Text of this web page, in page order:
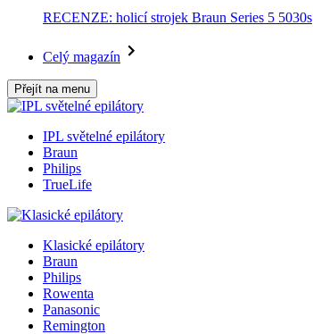
RECENZE: holicí strojek Braun Series 5 5030s
Celý magazín
Přejít na menu
IPL světelné epilátory
Braun
Philips
TrueLife
Klasické epilátory
Braun
Philips
Rowenta
Panasonic
Remington